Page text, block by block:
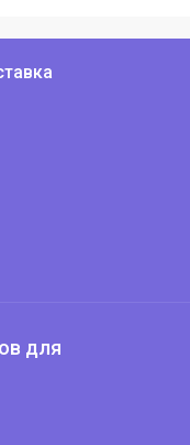
для